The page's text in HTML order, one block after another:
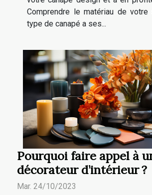
Comprendre le matériau de votre
type de canapé a ses...
Pourquoi faire appel à
décorateur d’intérieur ?
Mar. 24/10/2023